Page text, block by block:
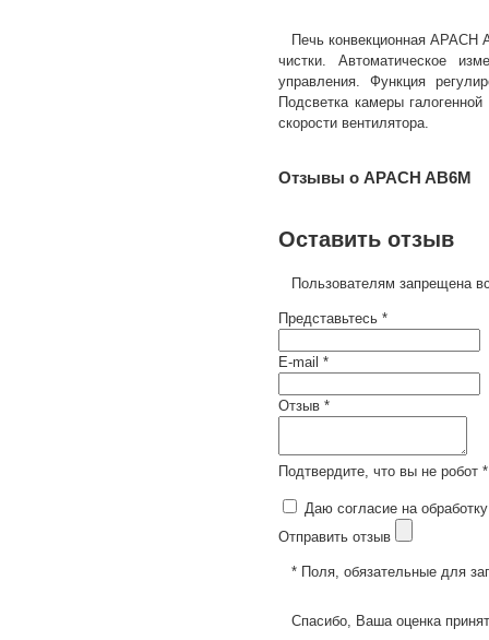
Печь конвекционная
чистки. Автоматическое
управления. Функция
Подсветка камеры
скорости вентилятора.
Отзывы о APACH AB6M
Оставить отзыв
Пользователям запрещена
Представьтесь *
E-mail *
Отзыв *
Подтвердите, что вы не робот *
Даю согласие на
Отправить отзыв
* Поля, обязательные для
Спасибо, Ваша оценка